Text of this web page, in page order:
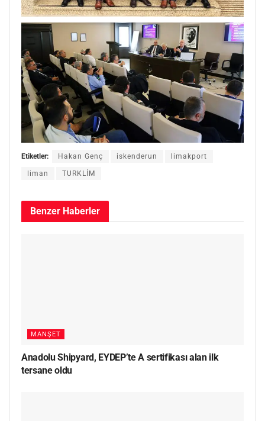
Etiketler: Hakan Genç iskenderun limakport
liman TURKLİM
Benzer Haberler
MANŞET
Anadolu Shipyard, EYDEP’te A sertifikası alan ilk
tersane oldu